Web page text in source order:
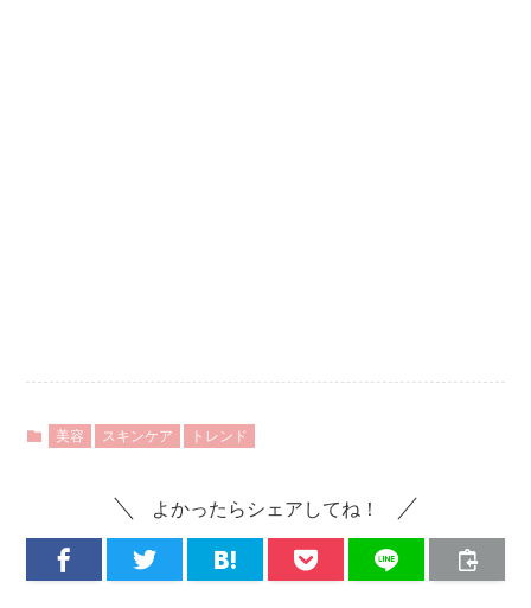
美容 スキンケア トレンド
よかったらシェアしてね！